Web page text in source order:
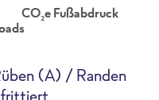
CO2e Fußabdruck
(A) / Randen
CO2e / 100g